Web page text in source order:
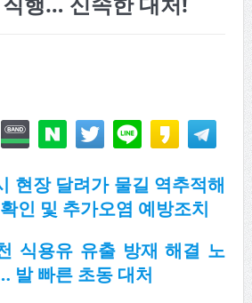
현장 달려가 물길 역추적해
인 및 추가오염 예방조치
식용유 유출 방재 해결 노
발 빠른 초동 대처